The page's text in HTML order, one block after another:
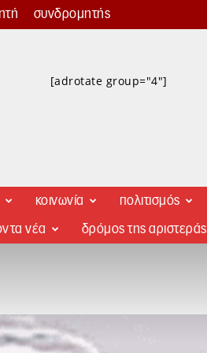
συνδρομητής
[adrotate group="4"]
κοινωνία πολιτισμός
νέα δρόμος της αριστεράς